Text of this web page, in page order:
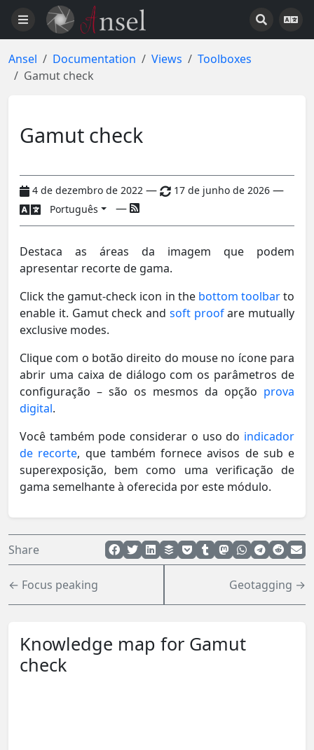
Ansel Documentation Views
Toolboxes
Gamut check
Gamut check
4 de dezembro de 2022 — 17 de junho de 2026 —
Português —
Destaca as áreas da imagem que podem
apresentar recorte de gama.
Click the gamut-check icon in the bottom toolbarto
enable it. Gamut check and soft proofare mutually
exclusive modes.
Clique com o botão direito do mouse no ícone para
abrir uma caixa de diálogo com os parâmetros de
configuração – são os mesmos da opção prova
digital.
Você também pode considerar o uso do indicador
de recorte, que também fornece avisos de sub e
superexposição, bem como uma verificação de
gama semelhante à oferecida por este módulo.
Share
← Focus peaking Geotagging →
Knowledge map for Gamut
check